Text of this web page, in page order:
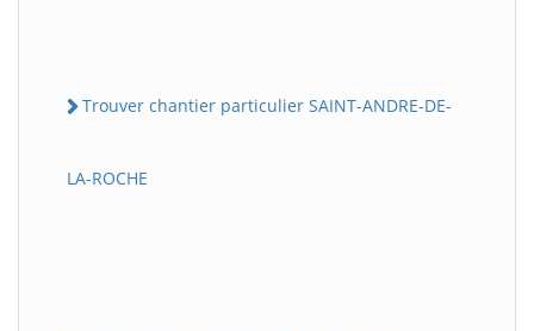
Trouver chantier particulier SAINT-ANDRE-DE-
LA-ROCHE